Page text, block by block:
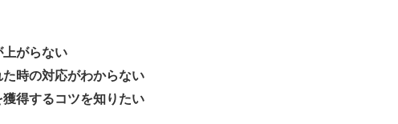
がらない
時の対応がわからない
得するコツを知りたい